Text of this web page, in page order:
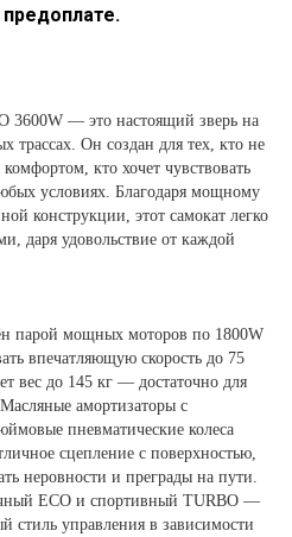
3600W — это настоящий зверь на
трассах. Он создан для тех, кто не
кто хочет чувствовать
условиях. Благодаря мощному
конструкции, этот самокат легко
даря удовольствие от каждой
парой мощных моторов по 1800W
впечатляющую скорость до 75
вес до 145 кг — достаточно для
амортизаторы с
пневматические колеса
сцепление с поверхностью,
неровности и преграды на пути.
ECO и спортивный TURBO —
стиль управления в зависимости